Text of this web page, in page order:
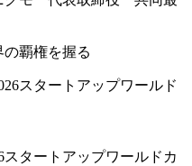
覇権を握る
スタートアップワールドカ